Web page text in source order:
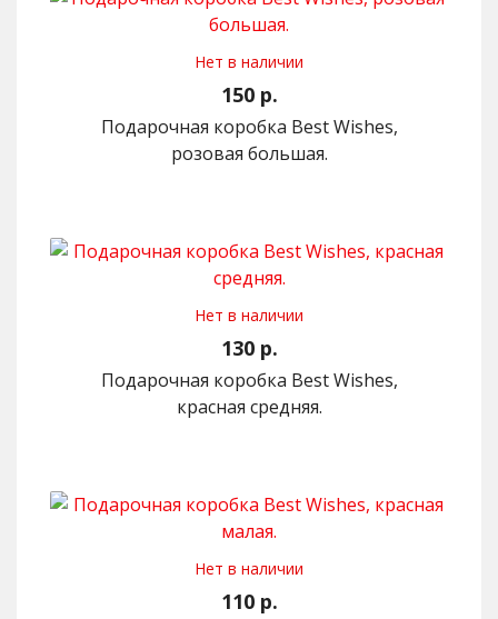
Нет в наличии
150 р.
Подарочная коробка Best Wishes,
розовая большая.
Нет в наличии
130 р.
Подарочная коробка Best Wishes,
красная средняя.
Нет в наличии
110 р.